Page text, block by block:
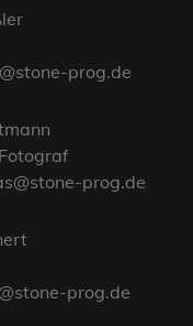
prog.de
prog.de
prog.de